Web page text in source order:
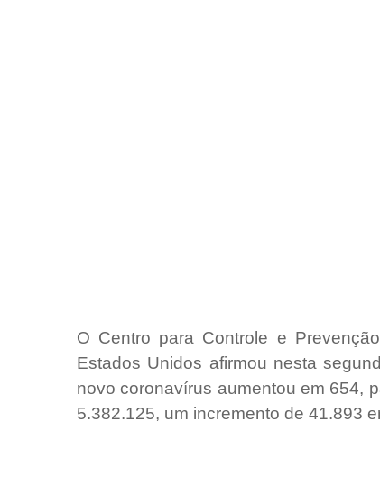
O Centro para Controle e
Estados Unidos afirmou nesta
novo coronavírus aumentou em 654,
5.382.125, um incremento de 41.893